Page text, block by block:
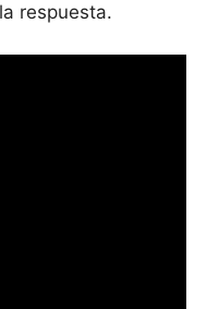
respuesta.